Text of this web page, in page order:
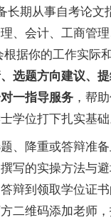
长期从事自考论文
、会计、工商管
根据你的工作实际
选题方向建议、
一指导服务，帮
学位打下扎实基础
、 降重或答辩准
写的实操方法与
辩到领取学位证
二维码添加老师